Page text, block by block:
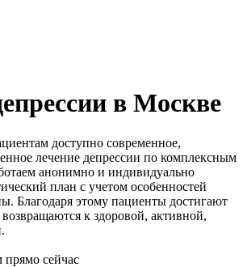
в Москве
доступно современное,
лечение депрессии по комплексным
анонимно и индивидуально
план с учетом особенностей
Благодаря этому пациенты достигают
к здоровой, активной,
сейчас